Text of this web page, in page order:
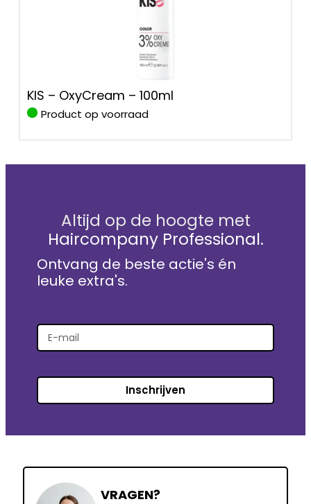
KIS – OxyCream – 100ml
Product op voorraad
Altijd op de hoogte met
Haircompany Professional.
Ontvang de beste actie's én
leuke extra's.
Inschrijven
VRAGEN?